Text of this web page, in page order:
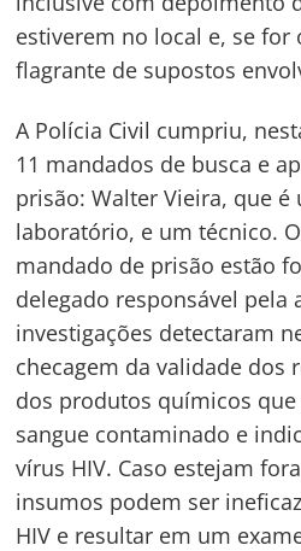
estiverem no local e, se for
flagrante de supostos
A Polícia Civil cumpriu,
11 mandados de busca e
prisão: Walter Vieira, que é
laboratório, e um técnico.
mandado de prisão estão
delegado responsável pela
investigações detectaram
checagem da validade dos
dos produtos químicos
sangue contaminado e
vírus HIV. Caso estejam
insumos podem ser
HIV e resultar em um
Navegação
de
Post